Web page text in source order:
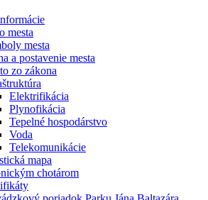
mesta
mesta
a postavenie mesta
zo zákona
Elektrifikácia
Plynofikácia
Tepelné hospodárstvo
Voda
Telekomunikácie
mapa
chotárom